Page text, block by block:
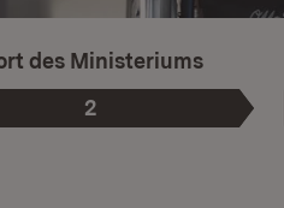
Phase
2
:
des Ministeriums